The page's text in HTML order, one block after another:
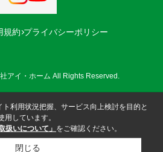
規約 プライバシーポリシー
アイ・ホーム All Rights Reserved.
利用状況把握、サービス向上検討を目的と
しています。
扱いについて」 をご確認ください。
閉じる